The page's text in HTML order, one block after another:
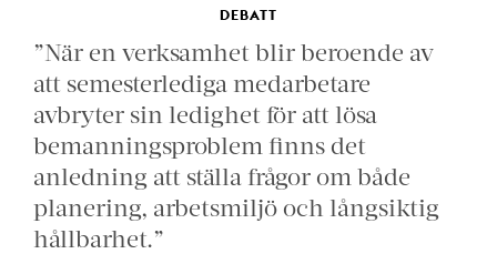
DEBATT
”När en verksamhet blir beroende av
att semesterlediga medarbetare
avbryter sin ledighet för att lösa
bemanningsproblem finns det
anledning att ställa frågor om både
planering, arbetsmiljö och långsiktig
hållbarhet.”